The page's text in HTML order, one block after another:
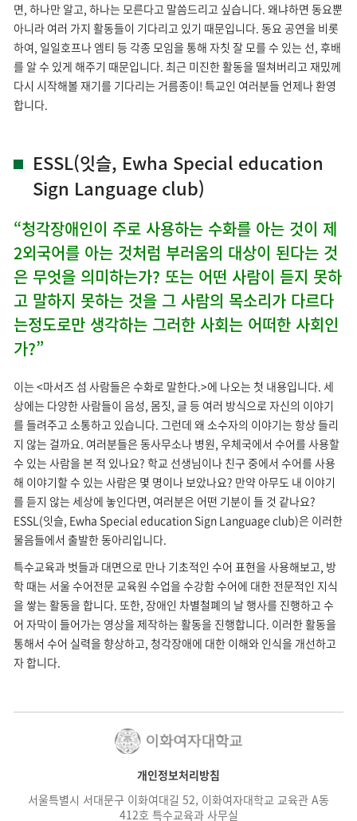
면, 하나만 알고, 하나는 모른다고 말씀드리고 싶습니다. 왜냐하면 동요뿐
아니라 여러 가지 활동들이 기다리고 있기 때문입니다. 동요 공연을 비롯
하여, 일일호프나 엠티 등 각종 모임을 통해 자칫 잘 모를 수 있는 선, 후배
를 알 수 있게 해주기 때문입니다. 최근 미진한 활동을 떨쳐버리고 재밌께
다시 시작해볼 재기를 기다리는 거름종이! 특교인 여러분들 언제나 환영
합니다.
ESSL(잇슬, Ewha Special education
Sign Language club)
“청각장애인이 주로 사용하는 수화를 아는 것이 제
2외국어를 아는 것처럼 부러움의 대상이 된다는 것
은 무엇을 의미하는가? 또는 어떤 사람이 듣지 못하
고 말하지 못하는 것을 그 사람의 목소리가 다르다
는정도로만 생각하는 그러한 사회는 어떠한 사회인
가?”
이는 <마서즈 섬 사람들은 수화로 말한다.>에 나오는 첫 내용입니다. 세
상에는 다양한 사람들이 음성, 몸짓, 글 등 여러 방식으로 자신의 이야기
를 들려주고 소통하고 있습니다. 그런데 왜 소수자의 이야기는 항상 들리
지 않는 걸까요. 여러분들은 동사무소나 병원, 우체국에서 수어를 사용할
수 있는 사람을 본 적 있나요? 학교 선생님이나 친구 중에서 수어를 사용
해 이야기할 수 있는 사람은 몇 명이나 보았나요? 만약 아무도 내 이야기
를 듣지 않는 세상에 놓인다면, 여러분은 어떤 기분이 들 것 같나요?
ESSL(잇슬, Ewha Special education Sign Language club)은 이러한
물음들에서 출발한 동아리입니다.
특수교육과 벗들과 대면으로 만나 기초적인 수어 표현을 사용해보고, 방
학 때는 서울 수어전문 교육원 수업을 수강함 수어에 대한 전문적인 지식
을 쌓는 활동을 합니다. 또한, 장애인 차별철폐의 날 행사를 진행하고 수
어 자막이 들어가는 영상을 제작하는 활동을 진행합니다. 이러한 활동을
통해서 수어 실력을 향상하고, 청각장애에 대한 이해와 인식을 개선하고
자 합니다.
개인정보처리방침
서울특별시 서대문구 이화여대길 52, 이화여자대학교 교육관 A동
412호 특수교육과 사무실